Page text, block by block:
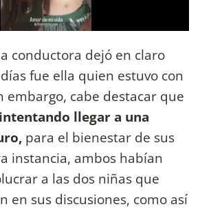
conductora dejó en claro
fue ella quien estuvo con
embargo, cabe destacar que
llegar a una
para el bienestar de sus
instancia, ambos habían
a las dos niñas que
en sus discusiones, como así